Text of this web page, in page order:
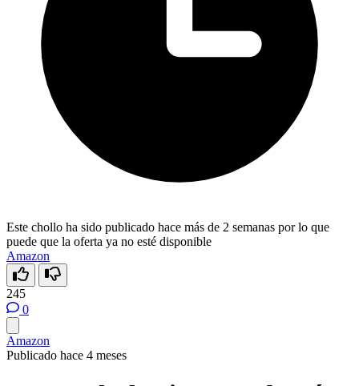
Este chollo ha sido publicado hace más de 2 semanas por lo que
puede que la oferta ya no esté disponible
Amazon
245
0
Amazon
Publicado hace 4 meses